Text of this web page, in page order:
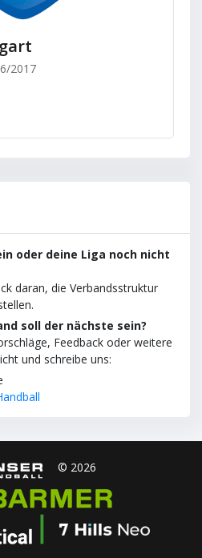
2017
oder deine Liga noch nicht
daran, die Verbandsstruktur
soll der nächste sein?
Feedback oder weitere
und schreibe uns:
© 2026